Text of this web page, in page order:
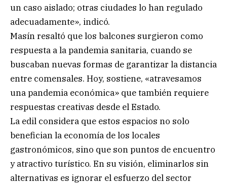
un caso aislado; otras ciudades lo han regulado
adecuadamente», indicó.
Masín resaltó que los balcones surgieron como
respuesta a la pandemia sanitaria, cuando se
buscaban nuevas formas de garantizar la distancia
entre comensales. Hoy, sostiene, «atravesamos
una pandemia económica» que también requiere
respuestas creativas desde el Estado.
La edil considera que estos espacios no solo
benefician la economía de los locales
gastronómicos, sino que son puntos de encuentro
y atractivo turístico. En su visión, eliminarlos sin
alternativas es ignorar el esfuerzo del sector